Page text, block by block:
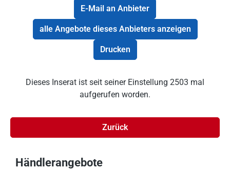
Händlerangebote
E-Mail an Anbieter
alle Angebote dieses Anbieters anzeigen
Drucken
Dieses Inserat ist seit seiner Einstellung 2503 mal
aufgerufen worden.
Zurück